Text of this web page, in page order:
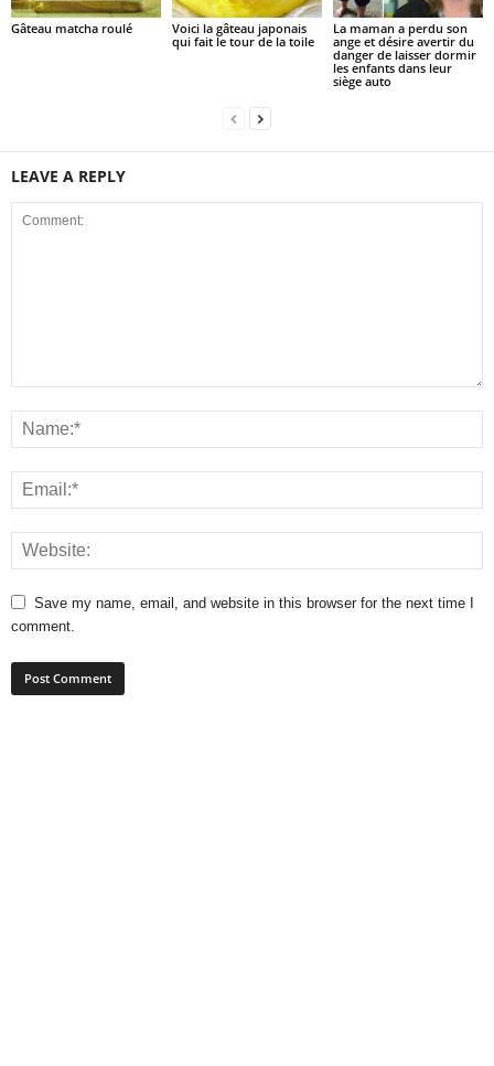
Gâteau matcha roulé
Voici la gâteau japonais
qui fait le tour de la toile
La maman a perdu son
ange et désire avertir du
danger de laisser dormir
les enfants dans leur
siège auto
LEAVE A REPLY
Save my name, email, and website in this browser for the next time I
comment.